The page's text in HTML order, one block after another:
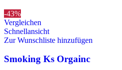
-43%
Vergleichen
Schnellansicht
Zur Wunschliste hinzufügen
Smoking Ks Orgainc